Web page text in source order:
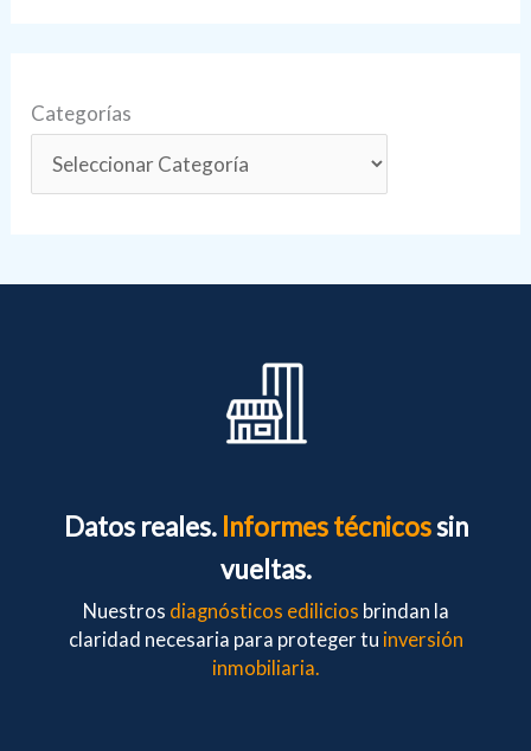
Categorías
Datos reales. Informes técnicossin
vueltas.
Nuestros diagnósticos edilicios brindan la
claridad necesaria para proteger tu inversión
inmobiliaria.